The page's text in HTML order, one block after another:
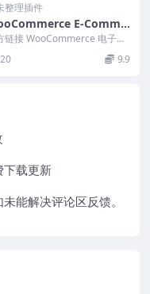
整理插件
E-Comme
Bundle Rate Shipping
链接 WooCommerce 电子商
绑运费插件允许您模仿或提供
捆绑...
20 9.9
载更新
未能解决评论区反馈。